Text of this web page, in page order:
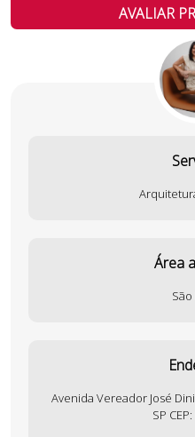
AVALIAR
Área
Avenida Vereador José
SP